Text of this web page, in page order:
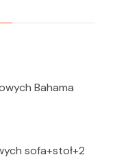
Bahama
sofa+stoł+2